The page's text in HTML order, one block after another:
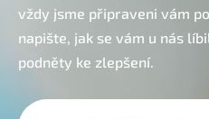
vždy jsme připraveni vám
napište, jak se vám u nás
podněty ke zlepšení.